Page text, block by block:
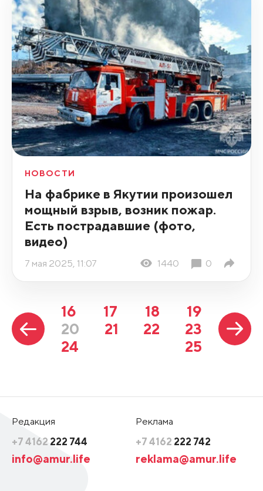
НОВОСТИ
На фабрике в Якутии произошел
мощный взрыв, возник пожар.
Есть пострадавшие (фото,
видео)
7 мая 2025, 11:07 1440 0
16 17 18
19
20
21 22
23
24
25
Редакция
+7 4162 222 744
info@amur.life
Реклама
+7 4162 222 742
reklama@amur.life